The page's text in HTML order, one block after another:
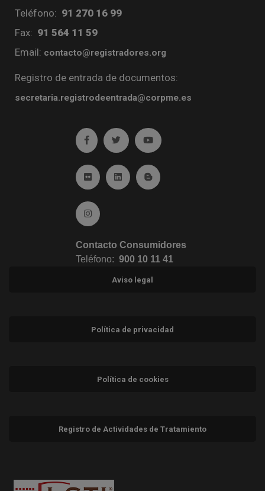
Teléfono: 91 270 16 99
Fax: 91 564 11 59
Email: contacto@registradores.org
Registro de entrada de documentos:
secretaria.registrodeentrada@corpme.es
Ir a facebook (abre en ventana nueva)
Ir a twitter (abre en ventana nueva)
Ir a YouTube (abre en
Ir a Flickr (abre en ventana nueva)
Ir a Linkedin (abre en ventana nueva)
Ir al Blog (abre en ventana
Ir a Instagram (abre en ventana nueva)
Contacto Consumidores
Teléfono: 900 10 11 41
Aviso legal
Política de privacidad
Política de cookies
Registro de Actividades de Tratamiento